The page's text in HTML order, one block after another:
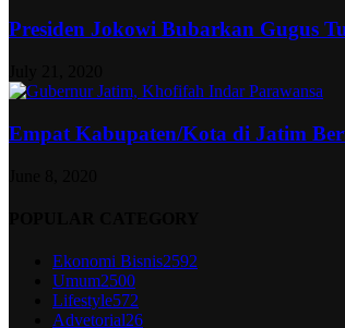
Presiden Jokowi Bubarkan Gugus
Empat Kabupaten/Kota di Jatim
Ekonomi Bisnis2592
Umum2500
Lifestyle572
Advetorial26